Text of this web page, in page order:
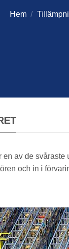
Hem /
en av de
och in i